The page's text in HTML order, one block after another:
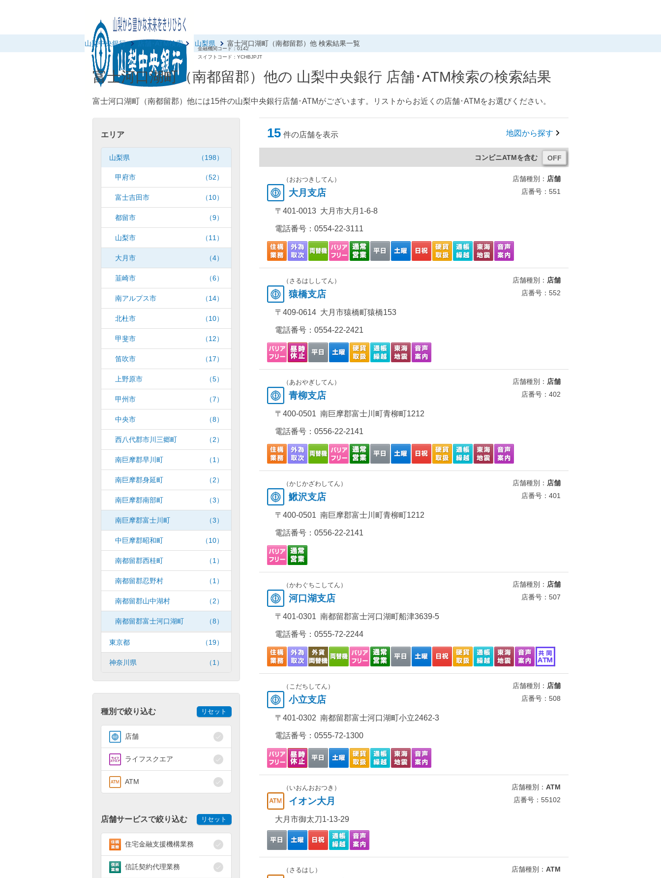
金融機関コード：0142
スイフトコード：YCHBJPJT
山梨中央銀行 店舗･ATM検索 山梨県 富士河口湖町（南都留郡）他 検索結果一覧
富士河口湖町（南都留郡）他の 山梨中央銀行 店舗･ATM検索の検索結果
富士河口湖町（南都留郡）他には15件の山梨中央銀行店舗･ATMがございます。リストからお近くの店舗･ATMをお選びください。
エリア
山梨県 （198）
甲府市 （52）
富士吉田市 （10）
都留市 （9）
山梨市 （11）
大月市 （4）
韮崎市 （6）
南アルプス市 （14）
北杜市 （10）
甲斐市 （12）
笛吹市 （17）
上野原市 （5）
甲州市 （7）
中央市 （8）
西八代郡市川三郷町 （2）
南巨摩郡早川町 （1）
南巨摩郡身延町 （2）
南巨摩郡南部町 （3）
南巨摩郡富士川町 （3）
中巨摩郡昭和町 （10）
南都留郡西桂町 （1）
南都留郡忍野村 （1）
南都留郡山中湖村 （2）
南都留郡富士河口湖町 （8）
東京都 （19）
神奈川県 （1）
種別で絞り込む リセット
店舗
ライフスクエア
ATM
店舗サービスで絞り込む リセット
住宅金融支援機構業務
信託契約代理業務
15 件の店舗を表示 地図から探す
コンビニATMを含む
（おおつきしてん）
大月支店
店舗種別： 店舗
店番号：551
〒401-0013 大月市大月1-6-8
電話番号： 0554-22-3111
（さるはししてん）
猿橋支店
店舗種別： 店舗
店番号：552
〒409-0614 大月市猿橋町猿橋153
電話番号： 0554-22-2421
（あおやぎしてん）
青柳支店
店舗種別： 店舗
店番号：402
〒400-0501 南巨摩郡富士川町青柳町1212
電話番号： 0556-22-2141
（かじかざわしてん）
鰍沢支店
店舗種別： 店舗
店番号：401
〒400-0501 南巨摩郡富士川町青柳町1212
電話番号： 0556-22-2141
（かわぐちこしてん）
河口湖支店
店舗種別： 店舗
店番号：507
〒401-0301 南都留郡富士河口湖町船津3639-5
電話番号： 0555-72-2244
（こだちしてん）
小立支店
店舗種別： 店舗
店番号：508
〒401-0302 南都留郡富士河口湖町小立2462-3
電話番号： 0555-72-1300
（いおんおおつき）
イオン大月
店舗種別： ATM
店番号：55102
大月市御太刀1-13-29
（さるはし） 店舗種別： ATM